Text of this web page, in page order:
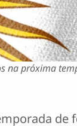
na próxima
de